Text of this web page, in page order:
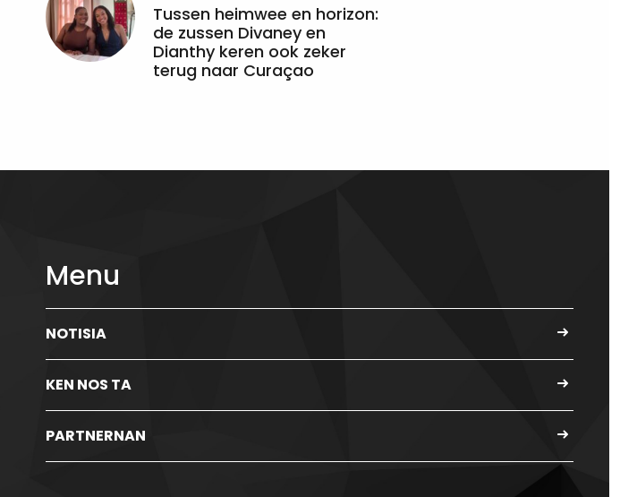
Tussen heimwee en horizon:
de zussen Divaney en
Dianthy keren ook zeker
terug naar Curaçao
Menu
NOTISIA
KEN NOS TA
PARTNERNAN